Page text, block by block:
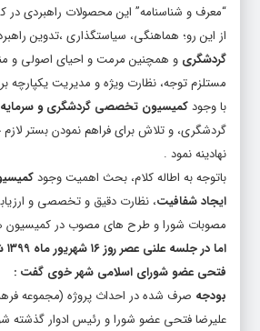
“معرف و شناسنامه” این محصولات راهبردی در
از این رو؛ هماهنگی، سیاستگذاری ،تدوین
گردشگری و همچنین مرمت و احیای اصولی و
مستلزم توجه، نظارت ویژه و مدیریت یکپارچه
با وجودکمیسیون تخصصی گردشگری و سرمایه
گردشگری، و تلاش برای فراهم نمودن بستر
نهادینه نمود .
باتوجه به اطاله کلام، بحث اهمیت وجود
ایجاد شفافیت، نظارت دقیق و تخصصی و
مصوبات شورا و طرح های مصوب در کمیسیون
اما در جلسه علنی عصر روز ۱۶ شهریور ماه ۱۳۹۹ شورای اسلامی شهر خوی چه گذشت؟!
فتحی عضو شورای اسلامی شهر خوی گفت :
بودجه صرف شده در احداث پروژه (مجموعه
علیرضا فتحی عضو شورا و رئیس ادوار گذشته